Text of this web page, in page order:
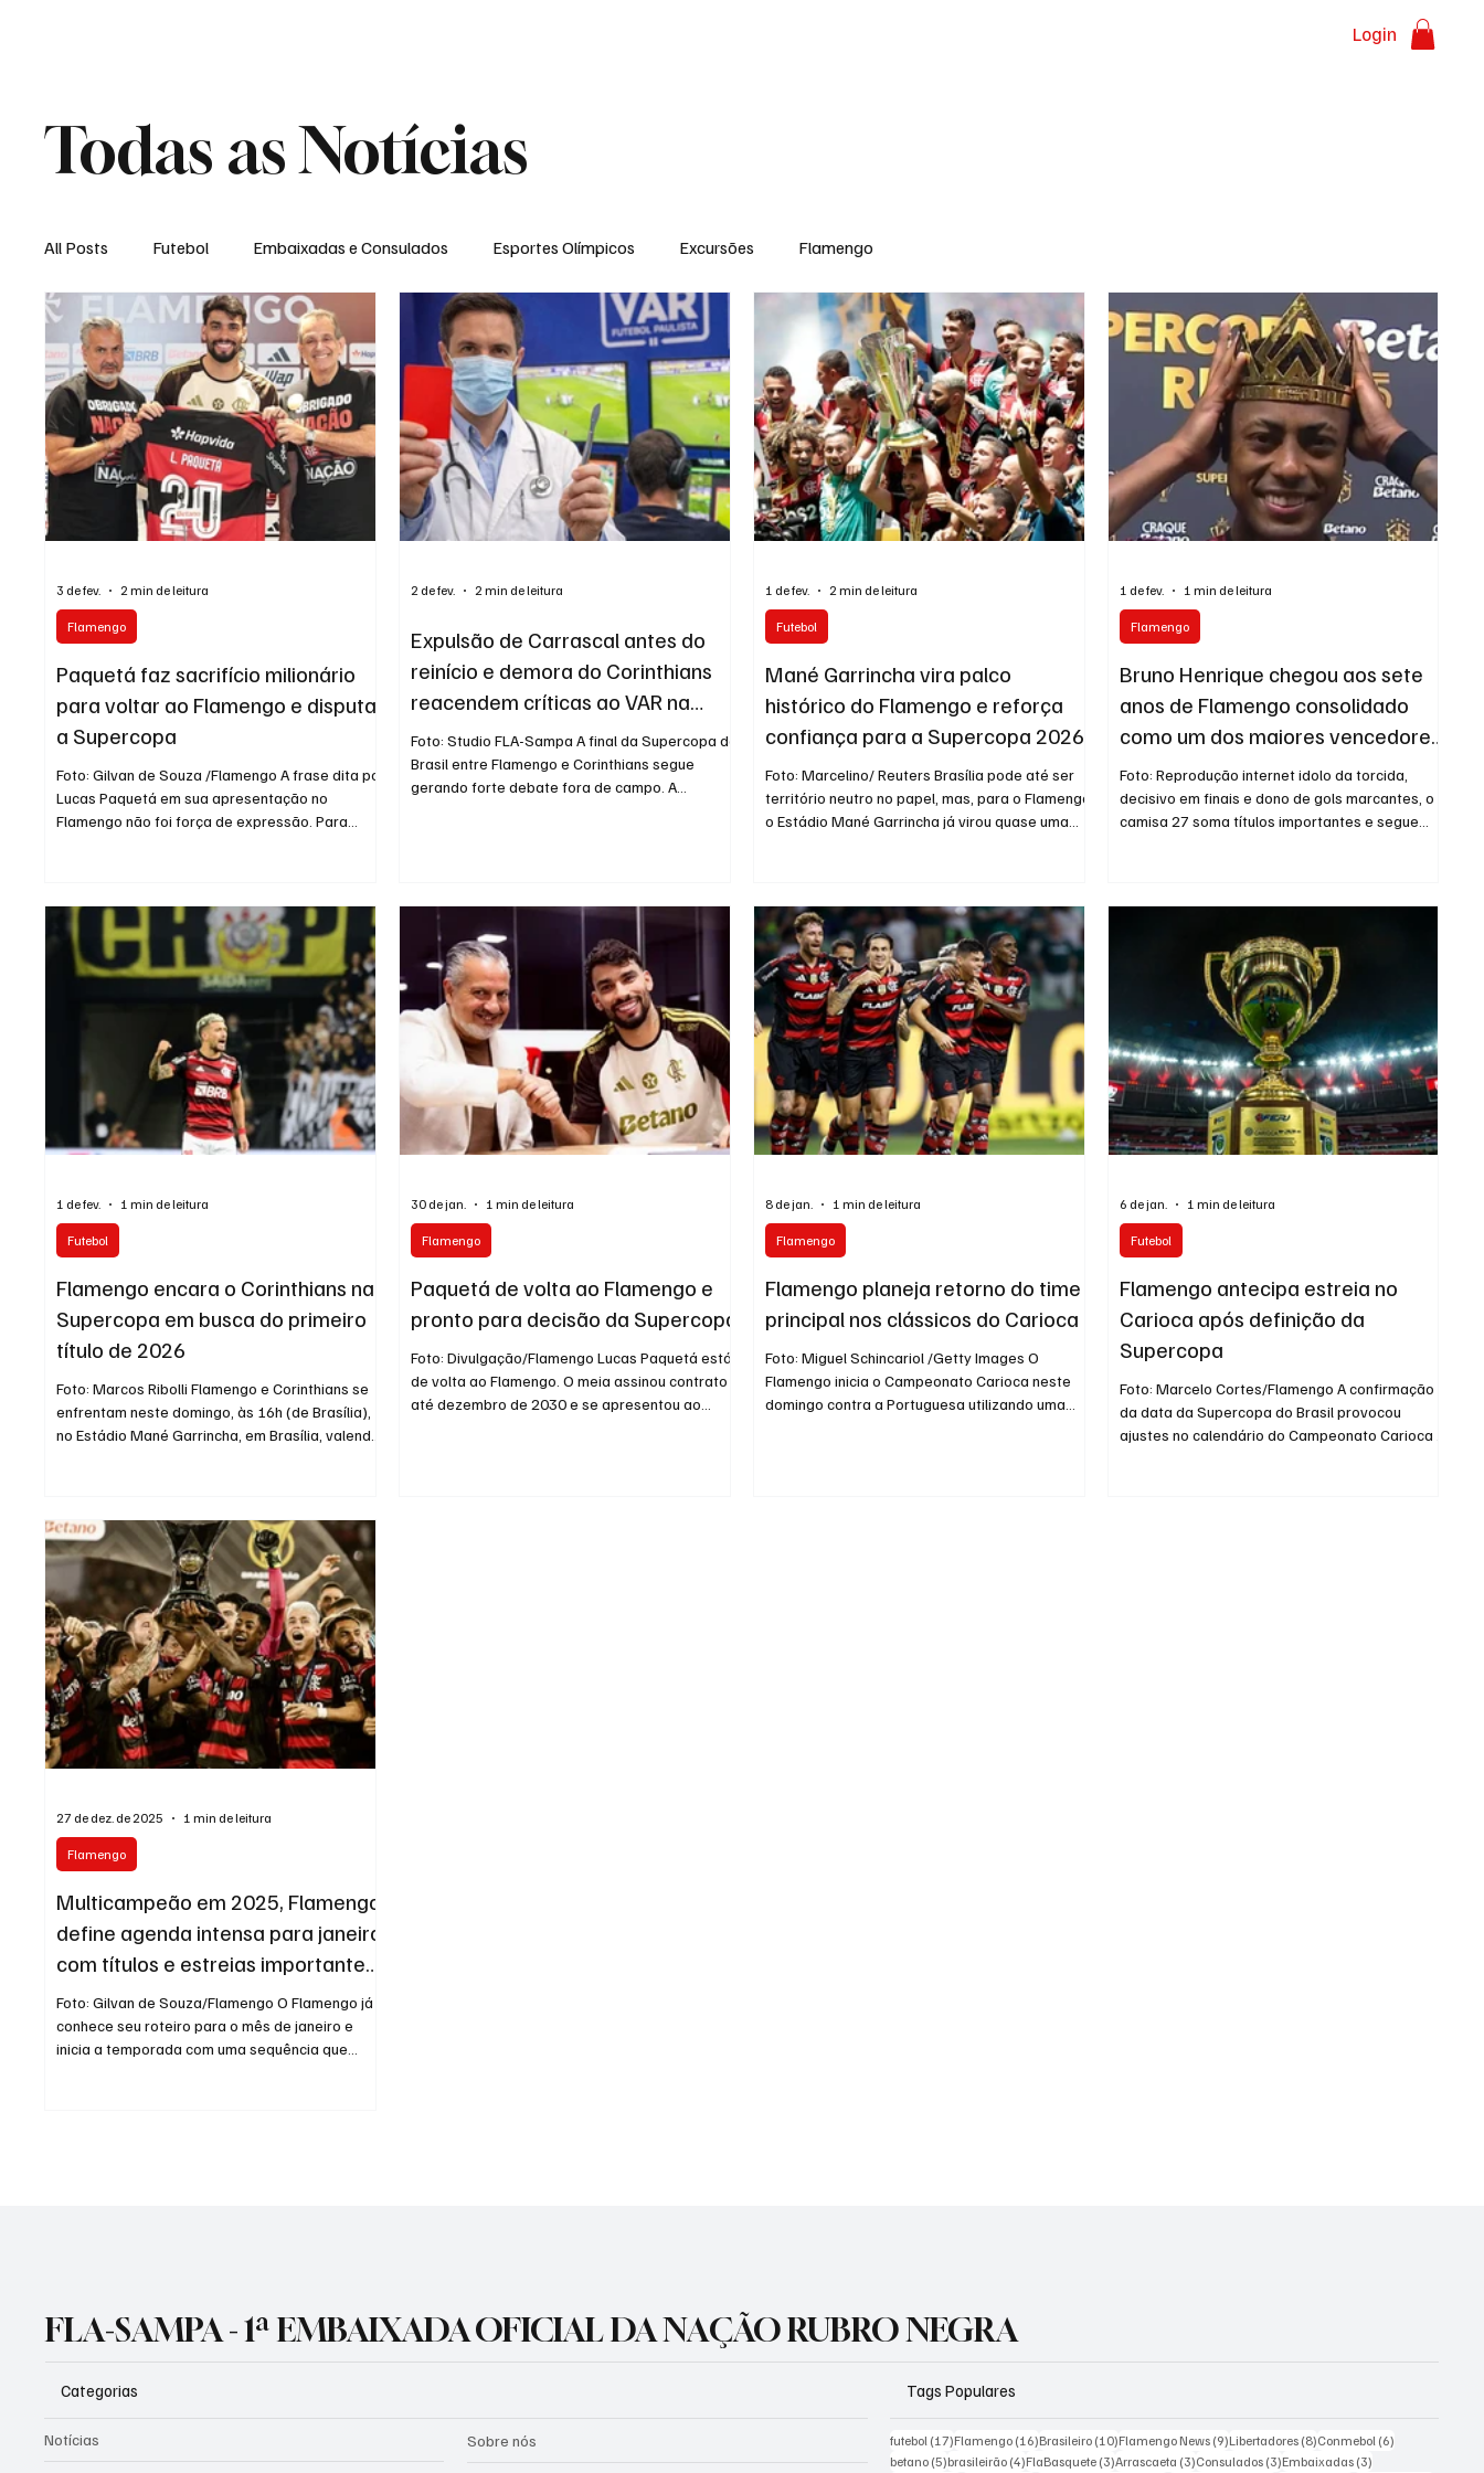
Login
Todas as Notícias
All Posts Futebol Embaixadas e Consulados Esportes Olímpicos Excursões Flamengo
Paquetá faz sacrifício milionário
para voltar ao Flamengo e disputar
a Supercopa
Foto: Gilvan de Souza /Flamengo A frase dita por
Lucas Paquetá em sua apresentação no
Flamengo não foi força de expressão. Para
Rubro-Negro acima de qualquer cálculo
financeiro. Determinante para o desfecho da
negociação, Paquetá assumiu do próprio bolso
parte do acordo entre Flamengo e West Ham. O
Flamengo
3 de fev. 2 min de leitura
Expulsão de Carrascal antes do
reinício e demora do Corinthians
reacendem críticas ao VAR na
Supercopa
Foto: Studio FLA-Sampa A final da Supercopa do
Brasil entre Flamengo e Corinthians segue
gerando forte debate fora de campo. A
segundos finais do primeiro tempo. De acordo
com os áudios divulgados pela CBF, a equipe do
VAR identificou um movimento interpretado
como agressão e chamou o árbitro Rafael R
2 de fev. 2 min de leitura
Mané Garrincha vira palco
histórico do Flamengo e reforça
confiança para a Supercopa 2026
Foto: Marcelino/ Reuters Brasília pode até ser
território neutro no papel, mas, para o Flamengo,
o Estádio Mané Garrincha já virou quase uma
novamente o palco em aliado na briga pelo
primeiro título da temporada. Maior campeão da
Supercopa do Brasil, o Flamengo tem uma
relação especial com a capital federal. Foi no
Mané Garrincha que o clube conquist
Futebol
1 de fev. 2 min de leitura
Bruno Henrique chegou aos sete
anos de Flamengo consolidado
como um dos maiores vencedores
da história do clube.
Foto: Reprodução internet idolo da torcida,
decisivo em finais e dono de gols marcantes, o
camisa 27 soma títulos importantes e segue
históricas e deixou sua marca em momentos
grandes, incluindo finais de Supercopa,
Libertadores e Brasileiro. Mesmo após
enfrentar fases difíceis, como uma grave le
Flamengo
1 de fev. 1 min de leitura
Flamengo encara o Corinthians na
Supercopa em busca do primeiro
título de 2026
Foto: Marcos Ribolli Flamengo e Corinthians se
enfrentam neste domingo, às 16h (de Brasília),
no Estádio Mané Garrincha, em Brasília, valendo
importante para o Rubro-Negro logo no início do
ano. Atual campeão brasileiro, o Flamengo
chega à decisão buscando retomar confiança
após um começo de temporada irregular. A
equipe comandada por Filipe Luís
Futebol
1 de fev. 1 min de leitura
Paquetá de volta ao Flamengo e
pronto para decisão da Supercopa
Foto: Divulgação/Flamengo Lucas Paquetá está
de volta ao Flamengo. O meia assinou contrato
até dezembro de 2030 e se apresentou ao
Flamengo
30 de jan. 1 min de leitura
Flamengo planeja retorno do time
principal nos clássicos do Carioca
Foto: Miguel Schincariol /Getty Images O
Flamengo inicia o Campeonato Carioca neste
domingo contra a Portuguesa utilizando uma
Flamengo
8 de jan. 1 min de leitura
Flamengo antecipa estreia no
Carioca após definição da
Supercopa
Foto: Marcelo Cortes/Flamengo A confirmação
da data da Supercopa do Brasil provocou
ajustes no calendário do Campeonato Carioca e
Futebol
6 de jan. 1 min de leitura
Multicampeão em 2025, Flamengo
define agenda intensa para janeiro
com títulos e estreias importantes
em 2026
Foto: Gilvan de Souza/Flamengo O Flamengo já
conhece seu roteiro para o mês de janeiro e
inicia a temporada com uma sequência que
Flamengo
27 de dez. de 2025 1 min de leitura
FLA-SAMPA - 1ª EMBAIXADA OFICIAL DA NAÇÃO RUBRO NEGRA
Categorias
Notícias Sobre nós
Tags Populares
futebol (17)17 posts
Flamengo (16)16 posts
Brasileiro (10)10 posts
Flamengo News (9)9 posts
Libertadores (8)8 posts
Conmebol (6)
betano (5)5 posts
brasileirão (4)4 posts
FlaBasquete (3)3 posts
Arrascaeta (3)3 posts
Consulados (3)3 posts
Embaixadas (3)